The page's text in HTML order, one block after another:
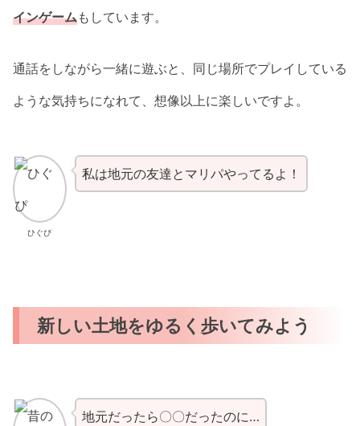
インゲームもしています。
通話をしながら一緒に遊ぶと、同じ場所でプレイしている
ような気持ちになれて、想像以上に楽しいですよ。
ひぐぴ
私は地元の友達とマリパやってるよ！
新しい土地をゆるく歩いてみよう
地元だったら〇〇だったのに…